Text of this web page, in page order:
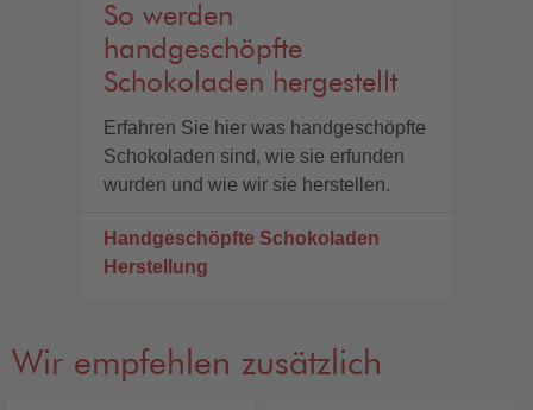
So werden
handgeschöpfte
Schokoladen hergestellt
Erfahren Sie hier was handgeschöpfte
Schokoladen sind, wie sie erfunden
wurden und wie wir sie herstellen.
Handgeschöpfte Schokoladen
Herstellung
Wir empfehlen zusätzlich